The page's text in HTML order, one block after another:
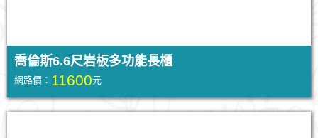
喬倫斯6.6尺岩板多功能長櫃
網路價： 11600元